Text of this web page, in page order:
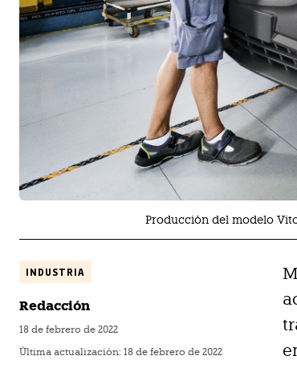
Producción del modelo Vito
INDUSTRIA
Redacción
18 de febrero de 2022
Última actualización: 18 de febrero de 2022